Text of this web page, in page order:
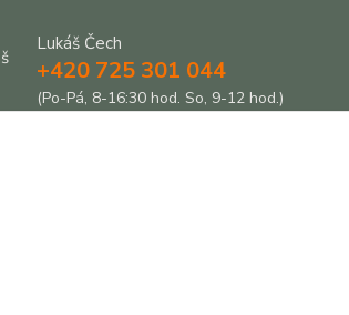
Lukáš Čech
+420 725 301 044
(Po-Pá, 8-16:30 hod. So, 9-12 hod.)